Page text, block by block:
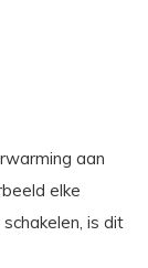
aan
elke
is dit